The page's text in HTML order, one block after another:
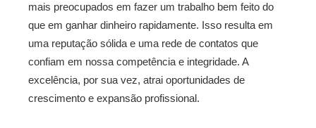
mais preocupados em fazer um trabalho bem feito do
que em ganhar dinheiro rapidamente. Isso resulta em
uma reputação sólida e uma rede de contatos que
confiam em nossa competência e integridade. A
excelência, por sua vez, atrai oportunidades de
crescimento e expansão profissional.